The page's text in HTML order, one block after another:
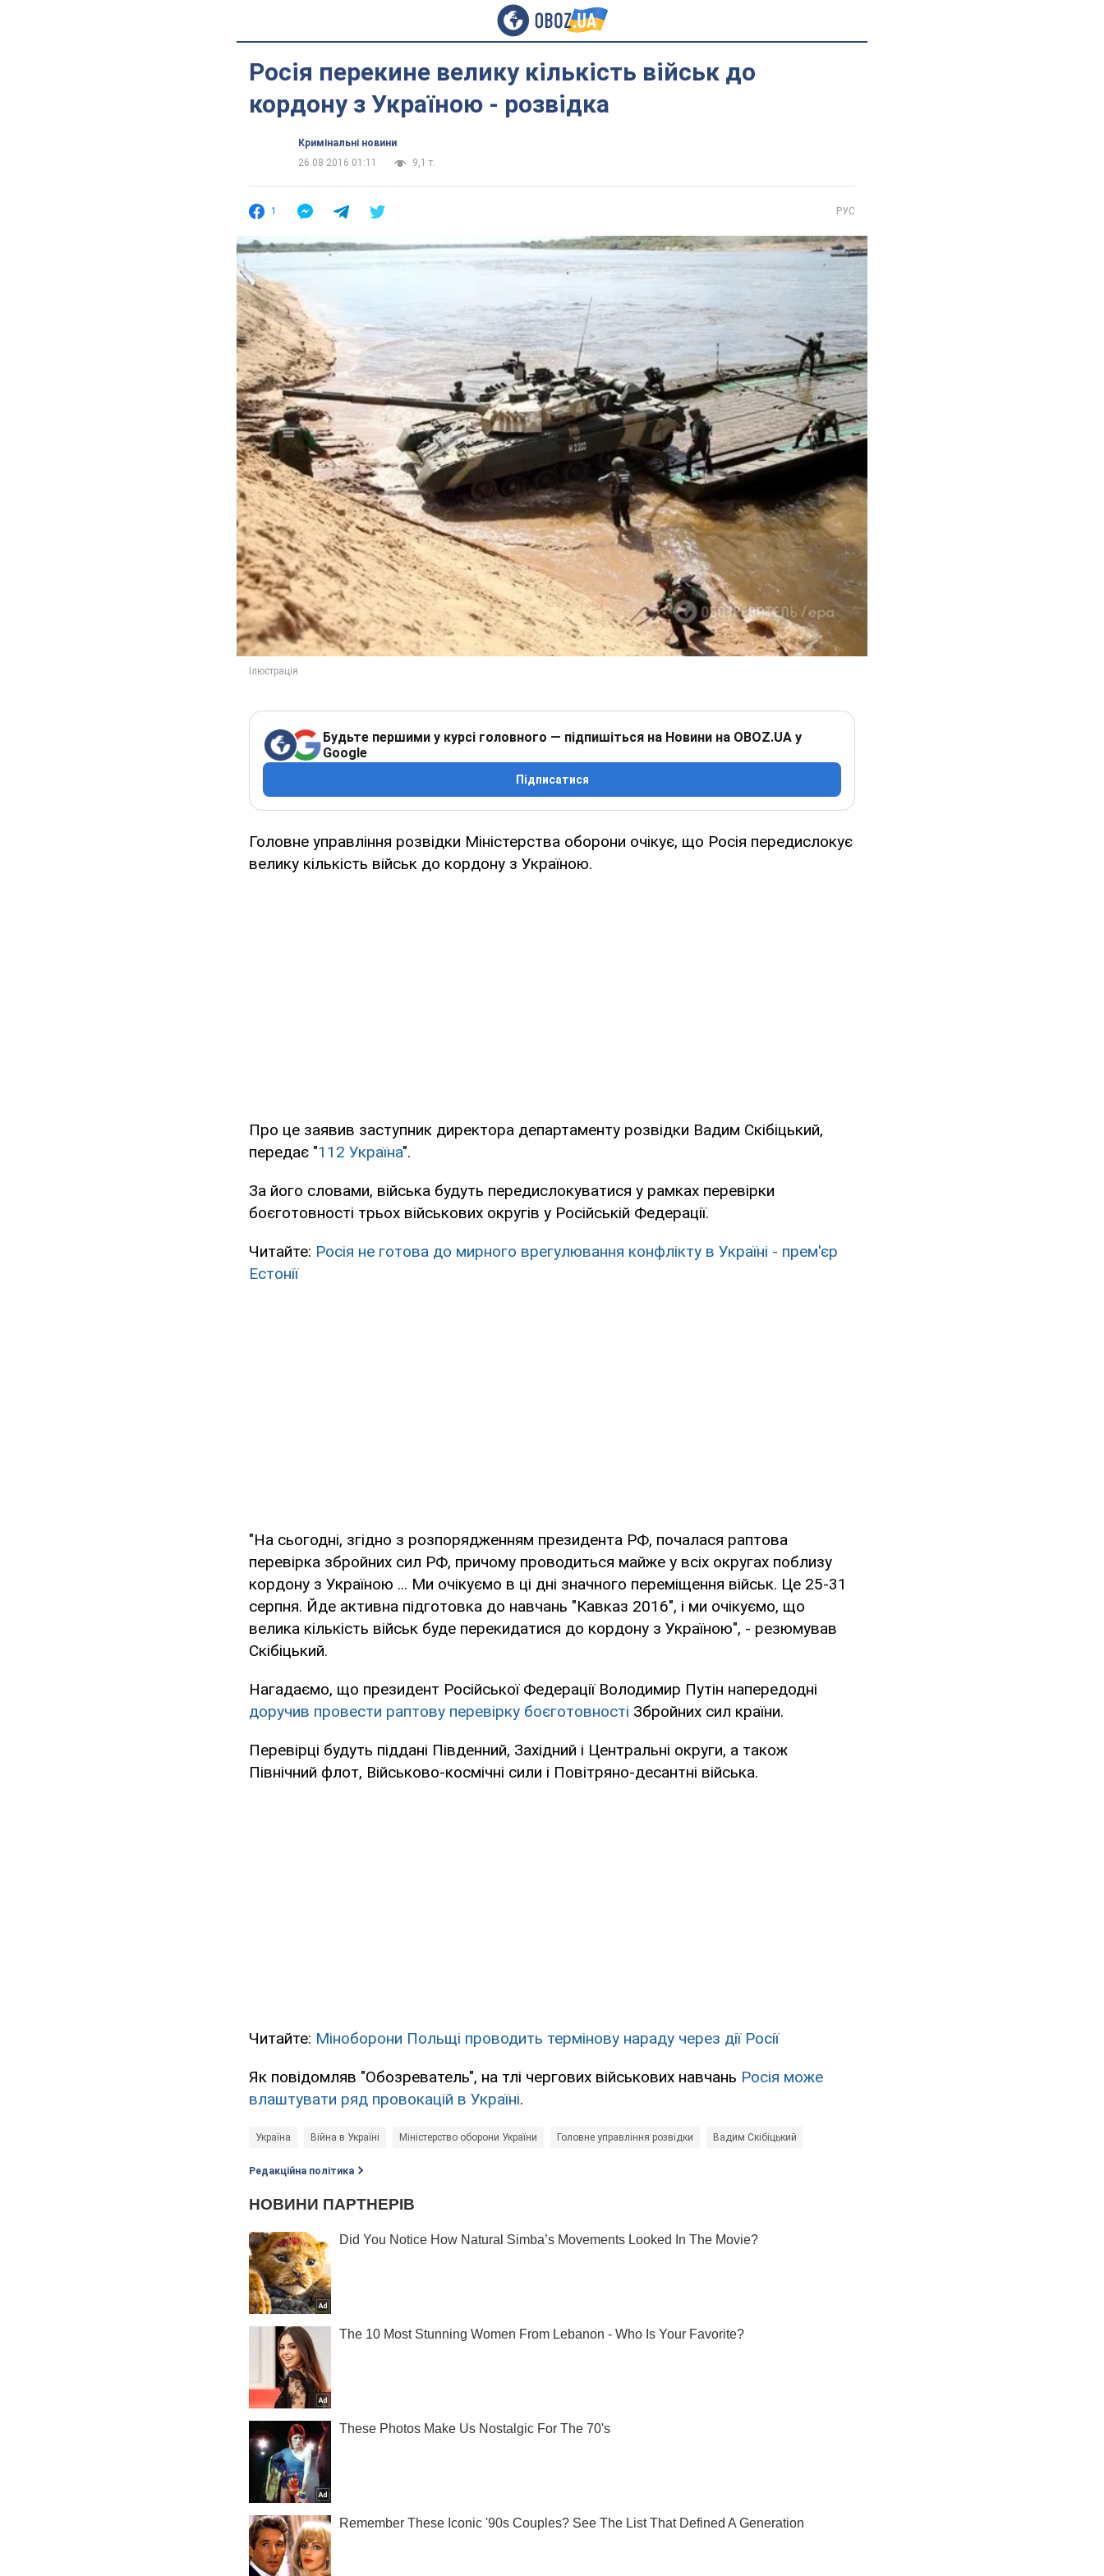
Росія перекине велику кількість військ до
кордону з Україною - розвідка
Кримінальні новини
26.08.2016 01:11
9,1 т.
1 РУС
Будьте першими у курсі головного — підпишіться на Новини на OBOZ.UA у
Google
Підписатися
Головне управління розвідки Міністерства оборони очікує, що Росія передислокує
велику кількість військ до кордону з Україною.
Про це заявив заступник директора департаменту розвідки Вадим Скібіцький,
передає "112 Україна".
За його словами, війська будуть передислокуватися у рамках перевірки
боєготовності трьох військових округів у Російській Федерації.
Читайте: Росія не готова до мирного врегулювання конфлікту в Україні - прем'єр
Естонії
"На сьогодні, згідно з розпорядженням президента РФ, почалася раптова
перевірка збройних сил РФ, причому проводиться майже у всіх округах поблизу
кордону з Україною ... Ми очікуємо в ці дні значного переміщення військ. Це 25-31
серпня. Йде активна підготовка до навчань "Кавказ 2016", і ми очікуємо, що
велика кількість військ буде перекидатися до кордону з Україною", - резюмував
Скібіцький.
Нагадаємо, що президент Російської Федерації Володимир Путін напередодні
доручив провести раптову перевірку боєготовності Збройних сил країни.
Перевірці будуть піддані Південний, Західний і Центральні округи, а також
Північний флот, Військово-космічні сили і Повітряно-десантні війська.
Читайте: Міноборони Польщі проводить термінову нараду через дії Росії
Як повідомляв "Обозреватель", на тлі чергових військових навчань Росія може
влаштувати ряд провокацій в Україні.
Україна Війна в Україні Міністерство оборони України Головне управління розвідки Вадим Скібіцький
Редакційна політика